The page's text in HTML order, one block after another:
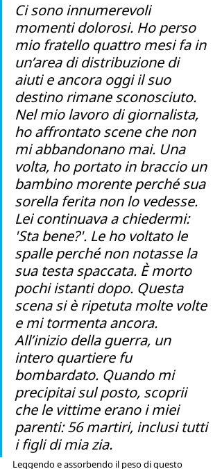
Ci sono innumerevoli
momenti dolorosi. Ho perso
mio fratello quattro mesi fa in
un’area di distribuzione di
aiuti e ancora oggi il suo
destino rimane sconosciuto.
Nel mio lavoro di giornalista,
ho affrontato scene che non
mi abbandonano mai. Una
volta, ho portato in braccio un
bambino morente perché sua
sorella ferita non lo vedesse.
Lei continuava a chiedermi:
'Sta bene?'. Le ho voltato le
spalle perché non notasse la
sua testa spaccata. È morto
pochi istanti dopo. Questa
scena si è ripetuta molte volte
e mi tormenta ancora.
All’inizio della guerra, un
intero quartiere fu
bombardato. Quando mi
precipitai sul posto, scoprii
che le vittime erano i miei
parenti: 56 martiri, inclusi tutti
i figli di mia zia.
Leggendo e assorbendo il peso di questo